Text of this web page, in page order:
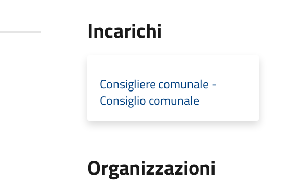
Incarichi
Consigliere comunale -
Consiglio comunale
Organizzazioni